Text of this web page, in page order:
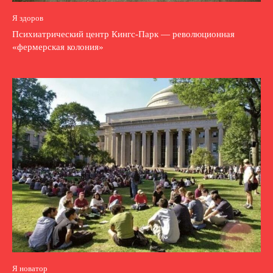
Я здоров
Психиатрический центр Кингс-Парк — революционная
«фермерская колония»
Я новатор